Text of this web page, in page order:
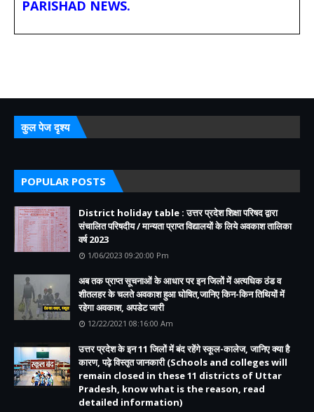
PARISHAD NEWS.
कुल पेज दृश्य
POPULAR POSTS
District holiday table : उत्तर प्रदेश शिक्षा परिषद द्वारा
संचालित परिषदीय / मान्यता प्राप्त विद्यालयों के लिये अवकाश तालिका
वर्ष 2023
1/06/2023 09:20:00 Pm
अब तक प्राप्त सूचनाओं के आधार पर इन जिलों में अत्यधिक ठंड व
शीतलहर के चलते अवकाश हुआ घोषित,जानिए किन-किन तिथियों में
रहेगा अवकाश, अपडेट जारी
12/22/2021 08:16:00 Am
उत्तर प्रदेश के इन 11 जिलों में बंद रहेंगे स्कूल-कालेज, जानिए क्या है
कारण, पढ़े विस्तृत जानकारी (Schools and colleges will
remain closed in these 11 districts of Uttar
Pradesh, know what is the reason, read
detailed information)